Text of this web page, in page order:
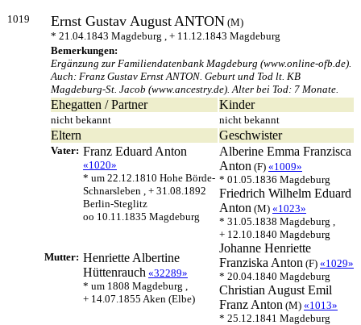
1019 Ernst Gustav AugustANTON (M)
* 21.04.1843 Magdeburg , + 11.12.1843 Magdeburg
Bemerkungen:
Ergänzung zur Familiendatenbank Magdeburg (www.online-ofb.de).
Auch: Franz Gustav Ernst ANTON. Geburt und Tod lt. KB
Magdeburg-St. Jacob (www.ancestry.de). Alter bei Tod: 7 Monate.
Ehegatten / Partner Kinder
nicht bekannt nicht bekannt
Eltern Geschwister
Vater: Franz Eduard Anton
«1020»
* um 22.12.1810 Hohe Börde-
Schnarsleben , + 31.08.1892
Berlin-Steglitz
oo 10.11.1835 Magdeburg
Alberine Emma Franzisca
Anton (F) «1009»
* 01.05.1836 Magdeburg
Friedrich Wilhelm Eduard
Anton (M) «1023»
* 31.05.1838 Magdeburg ,
+ 12.10.1840 Magdeburg
Johanne Henriette
Franziska Anton (F) «1029»
* 20.04.1840 Magdeburg
Christian August Emil
Franz Anton (M) «1013»
* 25.12.1841 Magdeburg
Mutter: Henriette Albertine
Hüttenrauch «32289»
* um 1808 Magdeburg ,
+ 14.07.1855 Aken (Elbe)